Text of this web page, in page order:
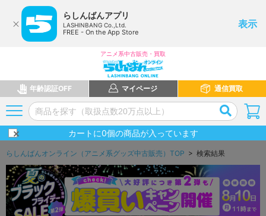
らしんばんアプリ
LASHINBANG Co.,Ltd.
FREE - On the App Store
表示
アニメ系中古販売・買取
年齢認証OFF マイページ 通信買取
カートに0個の商品が入っています
らしんばんオンライン（アニメ系グッズ中古販売）TOP > 検索結果